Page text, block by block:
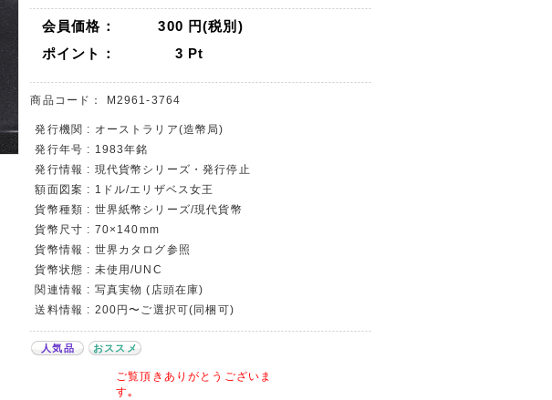
会員価格： 300 円(税別)
ポイント：
3 Pt
商品コード： M2961-3764
発行機関 : オーストラリア(造幣局)
発行年号 : 1983年銘
発行情報 : 現代貨幣シリーズ・発行停止
額面図案 : 1ドル/エリザベス女王
貨幣種類 : 世界紙幣シリーズ/現代貨幣
貨幣尺寸 : 70×140mm
貨幣情報 : 世界カタログ参照
貨幣状態 : 未使用/UNC
関連情報 : 写真実物 (店頭在庫)
送料情報 : 200円〜ご選択可(同梱可)
人気品 おススメ
ご覧頂きありがとうございま
す｡